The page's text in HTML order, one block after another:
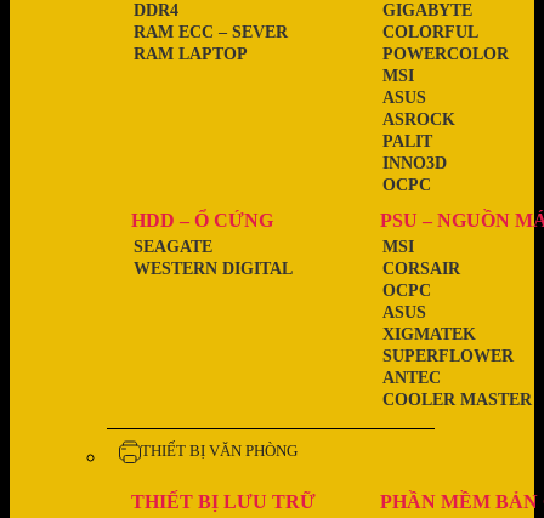
RAM LAPTOP
RAM ECC – SEVER
DDR4
OCPC
INNO3D
PALIT
ASROCK
ASUS
MSI
POWERCOLOR
COLORFUL
GIGABYTE
HDD – Ổ CỨNG
WESTERN DIGITAL
SEAGATE
PSU – NGUỒN
COOLER MASTER
ANTEC
SUPERFLOWER
XIGMATEK
ASUS
OCPC
CORSAIR
MSI
THIẾT BỊ VĂN PHÒNG
THIẾT BỊ LƯU TRỮ PHẦN MỀM BẢN